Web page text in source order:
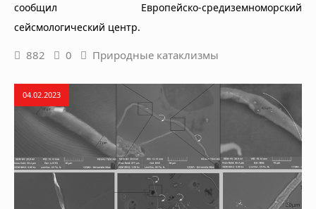
сообщил Европейско-средиземноморский
сейсмологический центр.
882 0 Природные катаклизмы
04.02.2023